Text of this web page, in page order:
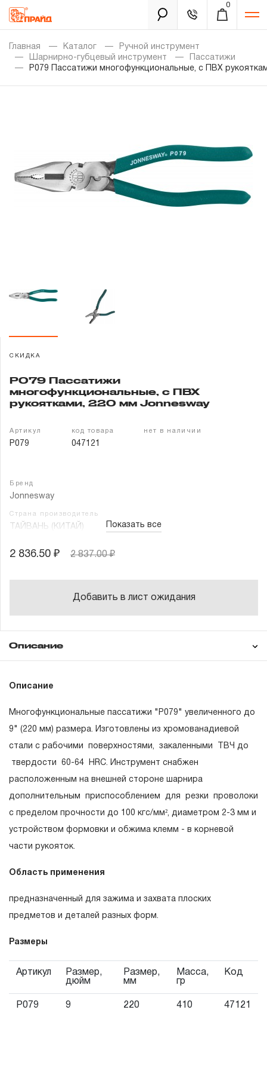
0
Каталог
Золотая лихорадка
Уцененный товар
Гарантия и сервис
Доставка и оплата
Контакты
Забыли пароль?
Главная Каталог
Ручной инструмент
Шарнирно-губцевый инструмент
Пассатижи
P079 Пассатижи многофункциональные, с ПВХ
СКИДКА
P079 Пассатижи
многофункциональные, с ПВХ
рукоятками, 220 мм Jonnesway
Артикул
P079
код товара
047121
нет в наличии
Бренд
Jonnesway
Страна производитель
ТАЙВАНЬ (КИТАЙ) Показать все
2 836.50 ₽ 2 837.00 ₽
Добавить в лист ожидания
Описание
Описание
Многофункциональные пассатижи "Р079" увеличенного до
9" (220 мм) размера. Изготовлены из хромованадиевой
стали с рабочими поверхностями, закаленными ТВЧ до
твердости 60-64 HRC. Инструмент снабжен
расположенным на внешней стороне шарнира
дополнительным приспособлением для резки проволоки
с пределом прочности до 100 кгс/мм², диаметром 2-3 мм и
устройством формовки и обжима клемм - в корневой
части рукояток.
Область применения
предназначенный для зажима и захвата плоских
предметов и деталей разных форм.
Размеры
Артикул
Размер,
дюйм
Размер,
мм
Масса,
гр
Код
P079 9 220 410 47121
Понятие «ПОЖИЗНЕННАЯ ГАРАНТИЯ».
1.1 Понятие «ПОЖИЗНЕННАЯ ГАРАНТИЯ» включает в
себя признание неограниченного срока поддержания
гарантийных обязательств в течение всего периода
эксплуатации изделия, а также замена или ремонт
установлено, что производитель использовал при
при условии соблюдения покупателем (потребителем)
правил эксплуатации, обслуживания, транспортировки
и хранения, применяемых для ручного слесарно-
монтажного инструмента.